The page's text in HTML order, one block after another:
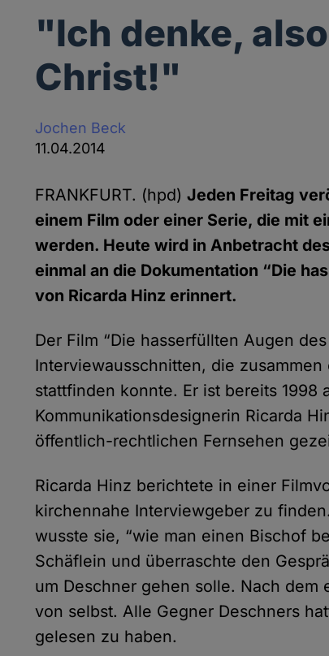
"Ich denke,
Christ!"
Jochen Beck
11.04.2014
FRANKFURT. (hpd)Jeden Freitag
einem Film oder einer Serie, die mit
werden. Heute wird in Anbetracht
einmal an die Dokumentation “Die
von Ricarda Hinz erinnert.
Der Film “Die hasserfüllten Augen
Interviewausschnitten, die
stattfinden konnte. Er ist bereits 1998
Kommunikationsdesignerin Ricarda
öffentlich-rechtlichen Fernsehen
Ricarda Hinz berichtete in einer
kirchennahe Interviewgeber zu
wusste sie, “wie man einen Bischof
Schäflein und überraschte den
um Deschner gehen solle. Nach
von selbst. Alle Gegner Deschners
gelesen zu haben.